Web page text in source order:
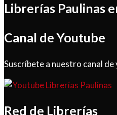
Librerías Paulinas
Canal de Youtube
Suscríbete a nuestro canal de
Red de Librerías